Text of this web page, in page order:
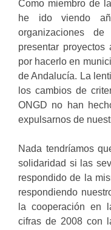
Como miembro de
he ido viendo
organizaciones
presentar proyectos
por hacerlo en
de Andalucía. La
los cambios de
ONGD no han
expulsarnos de
Nada tendríamos
solidaridad si las
respondido de la
respondiendo
la cooperación en
cifras de 2008 con